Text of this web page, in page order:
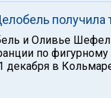
получила
и Оливье
по фигурному
декабря в